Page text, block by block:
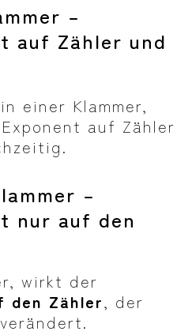
–
auf Zähler und
einer Klammer,
auf Zähler
–
nur auf den
wirkt der
den Zähler, der